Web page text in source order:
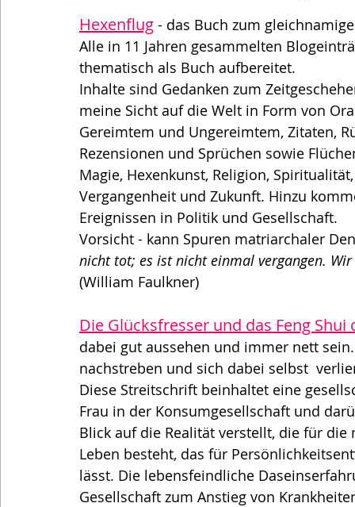
Hexenflug - das Buch zum
Alle in 11 Jahren gesammelten
thematisch als Buch aufbereitet.
Inhalte sind Gedanken zum
meine Sicht auf die Welt in Form von
Gereimtem und Ungereimtem, Zitaten,
Rezensionen und Sprüchen sowie
Magie, Hexenkunst, Religion,
Vergangenheit und Zukunft. Hinzu
Ereignissen in Politik und Gesellschaft.
Vorsicht - kann Spuren matriarchaler
nicht tot; es ist nicht einmal vergangen.
(William Faulkner)
Die Glücksfresser und das Feng Shui
dabei gut aussehen und immer nett
nachstreben und sich dabei selbst
Diese Streitschrift beinhaltet eine
Frau in der Konsumgesellschaft und
Blick auf die Realität verstellt, die für
Leben besteht, das für
lässt. Die lebensfeindliche
Gesellschaft zum Anstieg von